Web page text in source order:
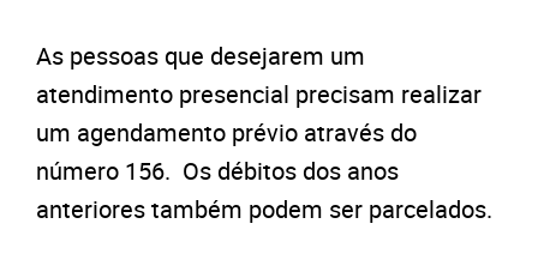
As pessoas que desejarem um
atendimento presencial precisam realizar
um agendamento prévio através do
número 156. Os débitos dos anos
anteriores também podem ser parcelados.